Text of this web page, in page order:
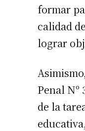
formar
calidad
lograr
Penal
de la